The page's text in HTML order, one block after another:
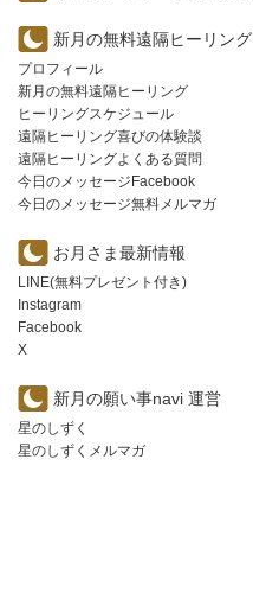
新月の無料遠隔ヒーリング
プロフィール
新月の無料遠隔ヒーリング
ヒーリングスケジュール
遠隔ヒーリング喜びの体験談
遠隔ヒーリングよくある質問
今日のメッセージFacebook
今日のメッセージ無料メルマガ
お月さま最新情報
LINE(無料プレゼント付き)
Instagram
Facebook
X
新月の願い事navi 運営
星のしずく
星のしずくメルマガ